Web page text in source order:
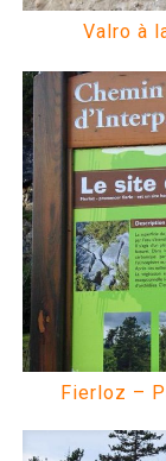
Valro à
Fierloz –